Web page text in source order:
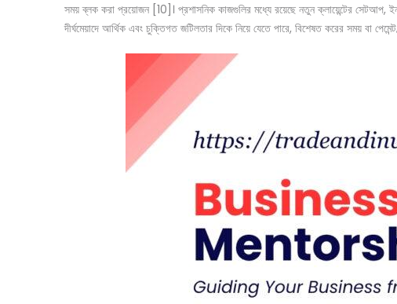
সময় ব্লক করা প্রয়োজন [10]। প্রশাসনিক কাজগুলির মধ্যে রয়েছে নতুন ক্লায়েন্টের সেটআপ,
দীর্ঘমেয়াদে আর্থিক এবং চুক্তিগত জটিলতার দিকে নিয়ে যেতে পারে, বিশেষত করের সময় বা